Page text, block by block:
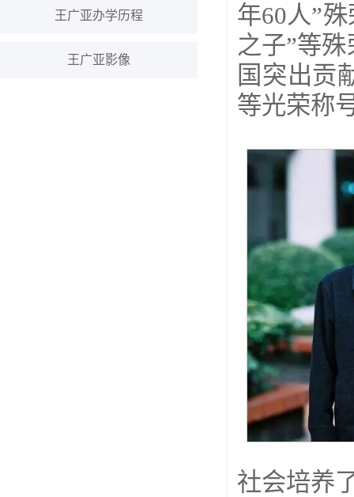
王广亚办学历程
王广亚影像
年60人”
之子”等
国突出贡
等光荣称
社会培养